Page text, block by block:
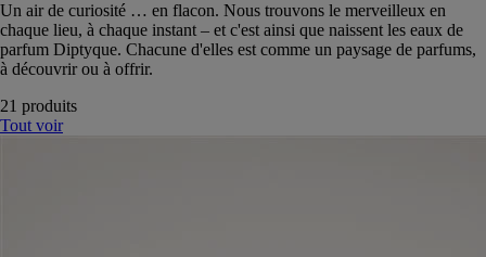
Un air de curiosité … en flacon. Nous trouvons le merveilleux en
chaque lieu, à chaque instant – et c'est ainsi que naissent les eaux de
parfum Diptyque. Chacune d'elles est comme un paysage de parfums,
à découvrir ou à offrir.
21 produits
Tout voir